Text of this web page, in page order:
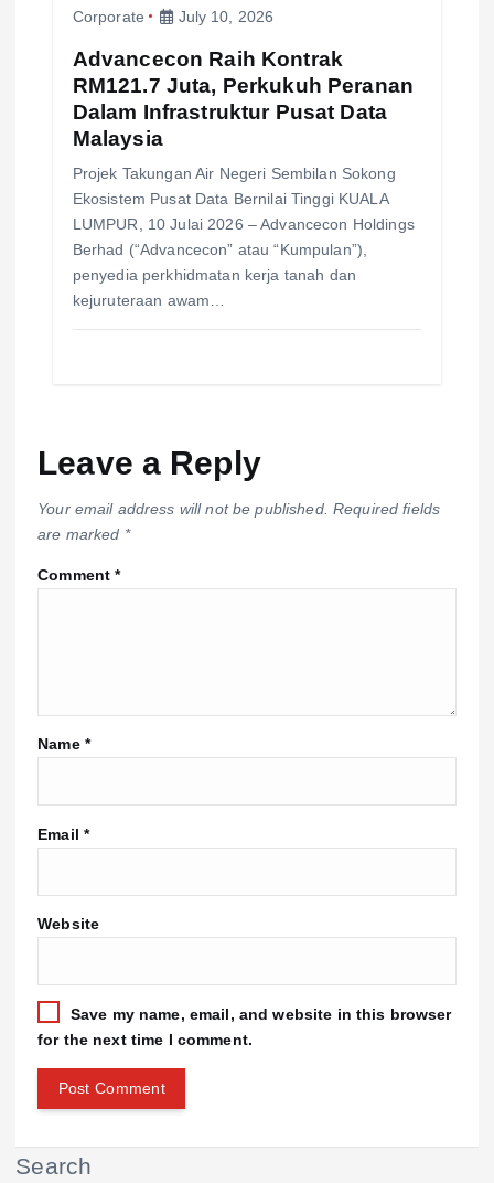
Corporate July 10, 2026
Advancecon Raih Kontrak
RM121.7 Juta, Perkukuh Peranan
Dalam Infrastruktur Pusat Data
Malaysia
Projek Takungan Air Negeri Sembilan Sokong
Ekosistem Pusat Data Bernilai Tinggi KUALA
LUMPUR, 10 Julai 2026 – Advancecon Holdings
Berhad (“Advancecon” atau “Kumpulan”),
penyedia perkhidmatan kerja tanah dan
kejuruteraan awam…
Leave a Reply
Your email address will not be published. Required fields
are marked *
Comment*
Name *
Email *
Website
Save my name, email, and website in this browser
for the next time I comment.
Search